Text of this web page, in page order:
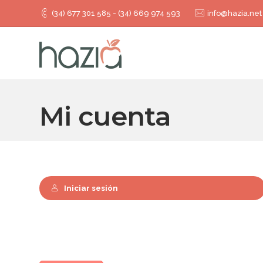
(34) 677 301 585 - (34) 669 974 593 info@hazia.net
Mi cuenta
Iniciar sesión